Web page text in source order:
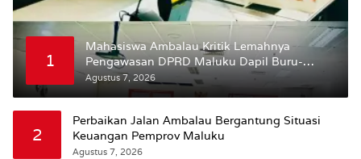
1
Mahasiswa Ambalau Kritik Lemahnya
Pengawasan DPRD Maluku Dapil Buru-
Bursel Terhadap Proses Perubahan Status
Agustus 7, 2026
2
Perbaikan Jalan Ambalau Bergantung Situasi
Keuangan Pemprov Maluku
Agustus 7, 2026